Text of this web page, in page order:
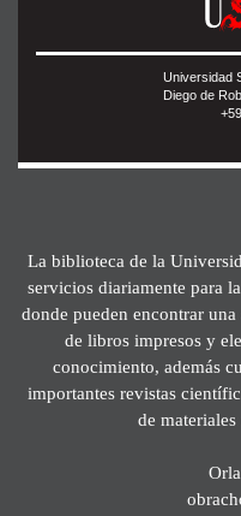
Universidad
Diego de
La biblioteca de la
servicios diariamente para
donde pueden encontrar
de libros impresos y
conocimiento, además
importantes revistas
de